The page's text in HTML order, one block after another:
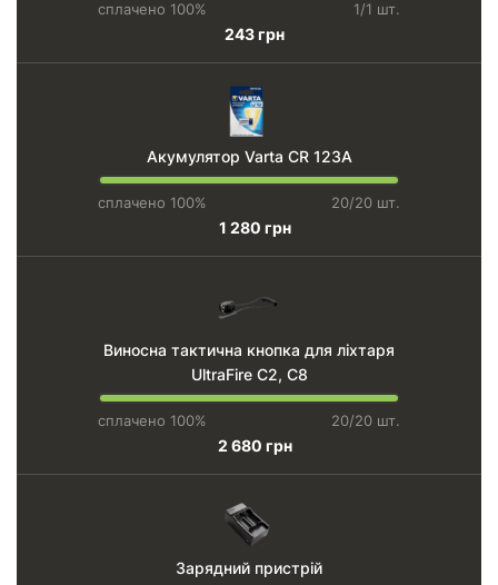
сплачено 100% 1/1 шт.
243 грн
Акумулятор Varta CR 123A
сплачено 100% 20/20 шт.
1 280 грн
Виносна тактична кнопка для ліхтаря
UltraFire C2, C8
сплачено 100% 20/20 шт.
2 680 грн
Зарядний пристрій